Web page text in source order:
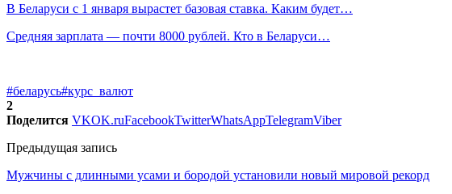
В Беларуси с 1 января вырастет базовая ставка. Каким будет…
Средняя зарплата — почти 8000 рублей. Кто в Беларуси…
#беларусь#курс_валют
2
Поделится VKOK.ruFacebookTwitterWhatsAppTelegramViber
Предыдущая запись
Мужчины с длинными усами и бородой установили новый мировой рекорд